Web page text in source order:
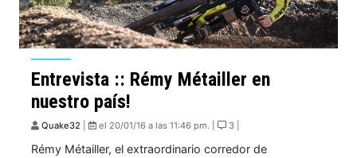
Entrevista :: Rémy Métailler en
nuestro país!
Quake32 el 20/01/16 a las 11:46 pm. | 3 |
Rémy Métailler, el extraordinario corredor de